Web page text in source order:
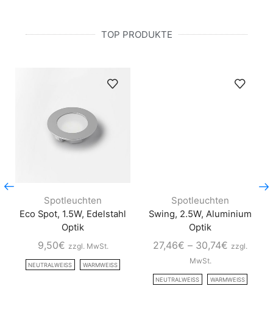
TOP PRODUKTE
Spotleuchten
Eco Spot, 1.5W, Edelstahl
Optik
9,50€ zzgl. MwSt.
NEUTRALWEISS WARMWEISS
Spotleuchten
Swing, 2.5W, Aluminium
Optik
27,46€ – 30,74€ zzgl.
MwSt.
NEUTRALWEISS WARMWEISS